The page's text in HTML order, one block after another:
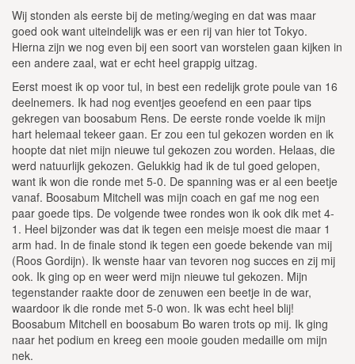
Wij stonden als eerste bij de meting/weging en dat was maar
goed ook want uiteindelijk was er een rij van hier tot Tokyo.
Hierna zijn we nog even bij een soort van worstelen gaan kijken in
een andere zaal, wat er echt heel grappig uitzag.
Eerst moest ik op voor tul, in best een redelijk grote poule van 16
deelnemers. Ik had nog eventjes geoefend en een paar tips
gekregen van boosabum Rens. De eerste ronde voelde ik mijn
hart helemaal tekeer gaan. Er zou een tul gekozen worden en ik
hoopte dat niet mijn nieuwe tul gekozen zou worden. Helaas, die
werd natuurlijk gekozen. Gelukkig had ik de tul goed gelopen,
want ik won die ronde met 5-0. De spanning was er al een beetje
vanaf. Boosabum Mitchell was mijn coach en gaf me nog een
paar goede tips. De volgende twee rondes won ik ook dik met 4-
1. Heel bijzonder was dat ik tegen een meisje moest die maar 1
arm had. In de finale stond ik tegen een goede bekende van mij
(Roos Gordijn). Ik wenste haar van tevoren nog succes en zij mij
ook. Ik ging op en weer werd mijn nieuwe tul gekozen. Mijn
tegenstander raakte door de zenuwen een beetje in de war,
waardoor ik die ronde met 5-0 won. Ik was echt heel blij!
Boosabum Mitchell en boosabum Bo waren trots op mij. Ik ging
naar het podium en kreeg een mooie gouden medaille om mijn
nek.